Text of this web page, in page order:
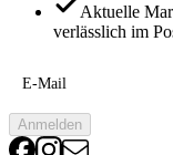
Aktuelle
verlässlich im
E-Mail
Anmelden